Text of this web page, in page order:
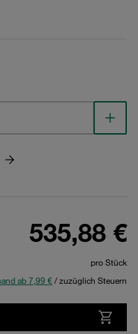
535,88 €
pro Stück
ab 7,99 €/ zuzüglich Steuern